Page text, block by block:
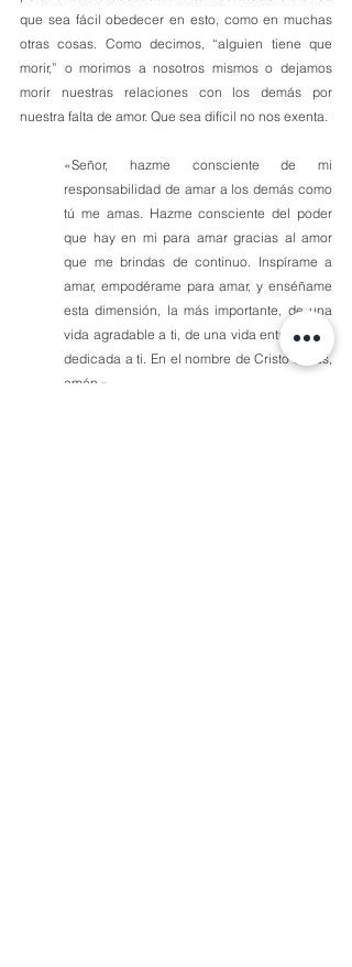
que sea fácil obedecer en esto, como en muchas
otras cosas. Como decimos, “alguien tiene que
morir,” o morimos a nosotros mismos o dejamos
morir nuestras relaciones con los demás por
nuestra falta de amor. Que sea difícil no nos exenta.
«Señor, hazme consciente de mi
responsabilidad de amar a los demás como
tú me amas. Hazme consciente del poder
que hay en mi para amar gracias al amor
que me brindas de continuo. Inspírame a
amar, empodérame para amar, y enséñame
esta dimensión, la más importante, de una
vida agradable a ti, de una vida entregada y
dedicada a ti. En el nombre de Cristo Jesús,
amén.»